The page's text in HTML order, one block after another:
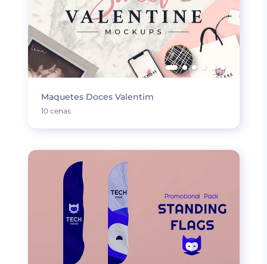
Maquetes Doces Valentim
10 cenas